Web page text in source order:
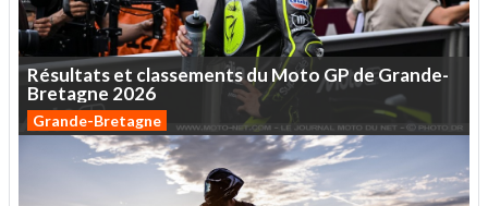
Résultatset classementsdu MotoGP de Grande-
Bretagne 2026
Grande-Bretagne